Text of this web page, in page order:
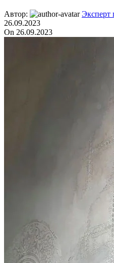
мира /
Автор:
Эксперт
26.09.2023
On 26.09.2023